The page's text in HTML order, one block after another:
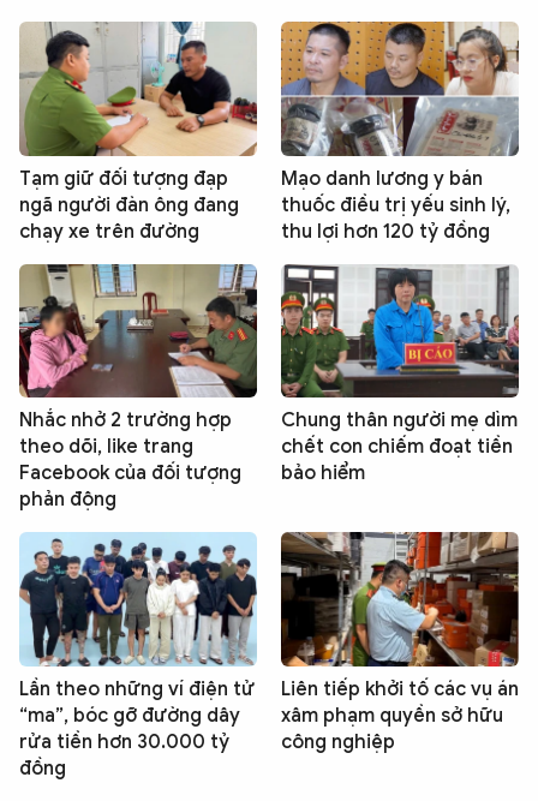
Tạm giữ đối tượng đạp
ngã người đàn ông đang
chạy xe trên đường
Mạo danh lương y bán
thuốc điều trị yếu sinh lý,
thu lợi hơn 120 tỷ đồng
Nhắc nhở 2 trường hợp
theo dõi, like trang
Facebook của đối tượng
phản động
Chung thân người mẹ dìm
chết con chiếm đoạt tiền
bảo hiểm
Lần theo những ví điện tử
“ma”, bóc gỡ đường dây
rửa tiền hơn 30.000 tỷ
đồng
Liên tiếp khởi tố các vụ án
xâm phạm quyền sở hữu
công nghiệp